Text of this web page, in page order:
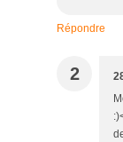
Répondre
2